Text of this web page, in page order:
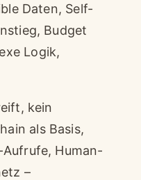
Daten, Self-
Budget
Logik,
kein
als Basis,
Human-
–